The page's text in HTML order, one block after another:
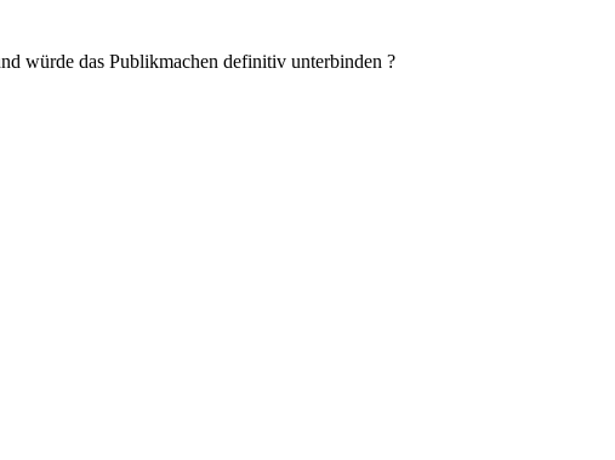
würde das Publikmachen definitiv unterbinden ?